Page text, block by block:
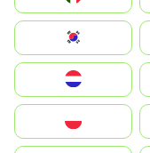
South Korea